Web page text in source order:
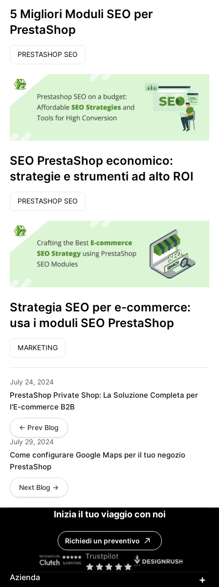
5 Migliori Moduli SEO per
PrestaShop
PRESTASHOP SEO
SEO PrestaShop economico:
strategie e strumenti ad alto ROI
PRESTASHOP SEO
Strategia SEO per e-commerce:
usa i moduli SEO PrestaShop
MARKETING
July 24, 2024
PrestaShop Private Shop: La Soluzione Completa per
l'E-commerce B2B
← Prev Blog
July 29, 2024
Come configurare Google Maps per il tuo negozio
PrestaShop
Next Blog →
Inizia il tuo viaggio con noi
Richiedi un preventivo
Azienda